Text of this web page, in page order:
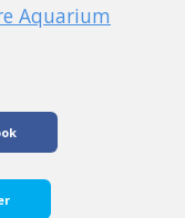
Aquarium